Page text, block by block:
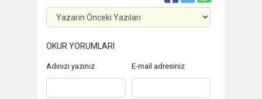
OKUR YORUMLARI
Adınızı yazınız E-mail adresiniz